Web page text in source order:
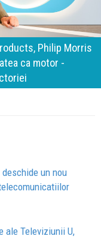
Pîrlog: Cel mai
constant, dar
siguranță și
deschide un nou
ale Televiziunii U,